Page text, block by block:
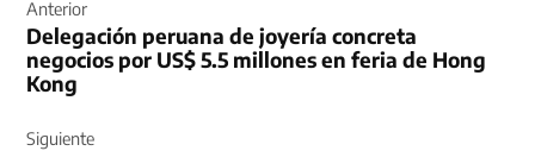
de
entradas
Anterior
Delegación peruana de joyería concreta
negocios por US$ 5.5 millones en feria de Hong
Kong
Siguiente